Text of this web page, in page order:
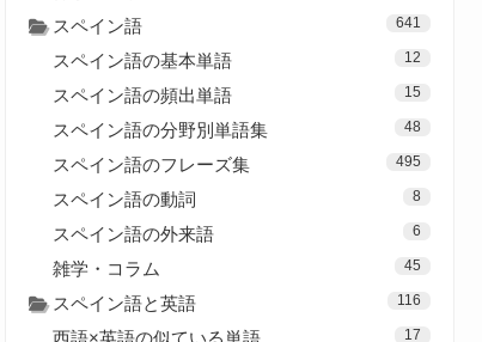
スペイン語 641
スペイン語の基本単語 12
スペイン語の頻出単語 15
スペイン語の分野別単語集 48
スペイン語のフレーズ集 495
スペイン語の動詞 8
スペイン語の外来語 6
雑学・コラム 45
スペイン語と英語 116
西語×英語の似ている単語 17